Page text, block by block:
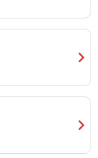
chevron_right
chevron_right